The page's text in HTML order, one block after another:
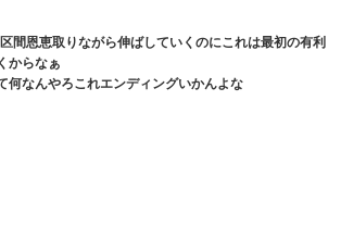
間恩恵取りながら伸ばしていくのにこれは最初の有利
からなぁ
何なんやろこれエンディングいかんよな